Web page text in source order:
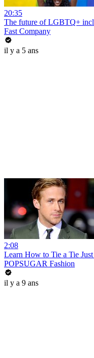
20:35
The future of LGBTQ+
Fast Company
il y a 5 ans
2:08
Learn How to Tie a Tie
POPSUGAR Fashion
il y a 9 ans